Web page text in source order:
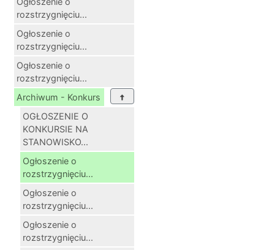
rozstrzygnięciu...
Ogłoszenie o
rozstrzygnięciu...
Ogłoszenie o
rozstrzygnięciu...
Archiwum - Konkurs
OGŁOSZENIE O
KONKURSIE NA
STANOWISKO...
Ogłoszenie o
rozstrzygnięciu...
Ogłoszenie o
rozstrzygnięciu...
Ogłoszenie o
rozstrzygnięciu...